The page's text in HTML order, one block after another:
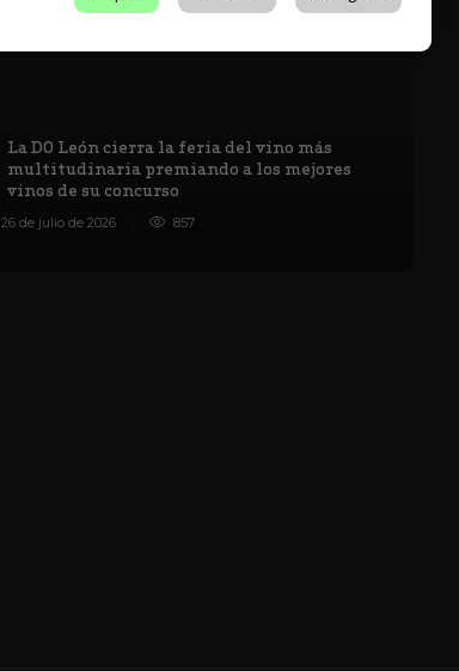
La DO León cierra la feria del vino más
multitudinaria premiando a los mejores
vinos de su concurso
26 de julio de 2026 857